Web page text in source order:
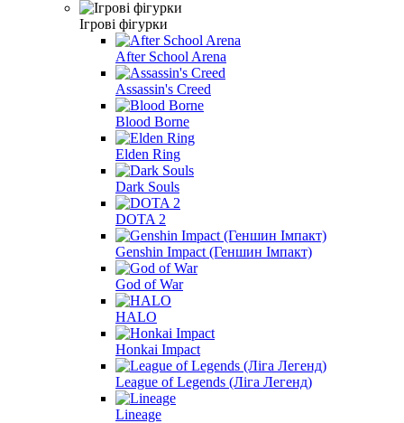
Ігрові фігурки
After School Arena
Assassin's Creed
Blood Borne
Elden Ring
Dark Souls
DOTA 2
Genshin Impact (Геншин Імпакт)
God of War
HALO
Honkai Impact
League of Legends (Ліга Легенд)
Lineage